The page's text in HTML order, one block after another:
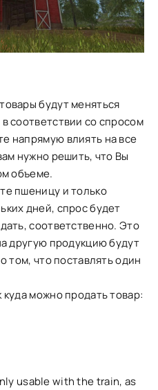
будут меняться
соответствии со спросом
напрямую влиять на все
нужно решить, что Вы
объеме.
пшеницу и только
дней, спрос будет
соответственно. Это
другую продукцию будут
том, что поставлять один
куда можно продать товар:
usable with the train, as